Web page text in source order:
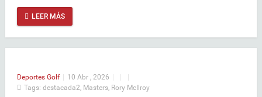
LEER MÁS
Deportes Golf | 10 Abr , 2026 | |
|
Tags: destacada2 Masters Rory McIlroy